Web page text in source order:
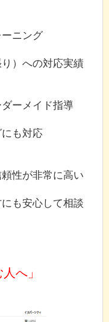
ニング
）への対応実績
ーメイド指導
も対応
性が非常に高い
も安心して相談
へ」